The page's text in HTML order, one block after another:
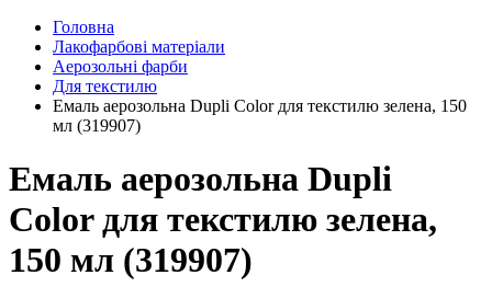
Головна
Лакофарбові матеріали
Аерозольні фарби
Для текстилю
Емаль аерозольна Dupli Color для текстилю зелена, 150
мл (319907)
Емаль аерозольна Dupli
Color для текстилю зелена,
150 мл (319907)